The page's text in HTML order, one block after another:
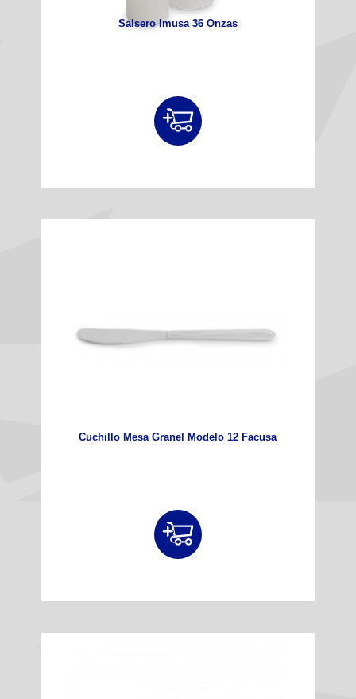
Salsero Imusa 36 Onzas
Cuchillo Mesa Granel Modelo 12 Facusa